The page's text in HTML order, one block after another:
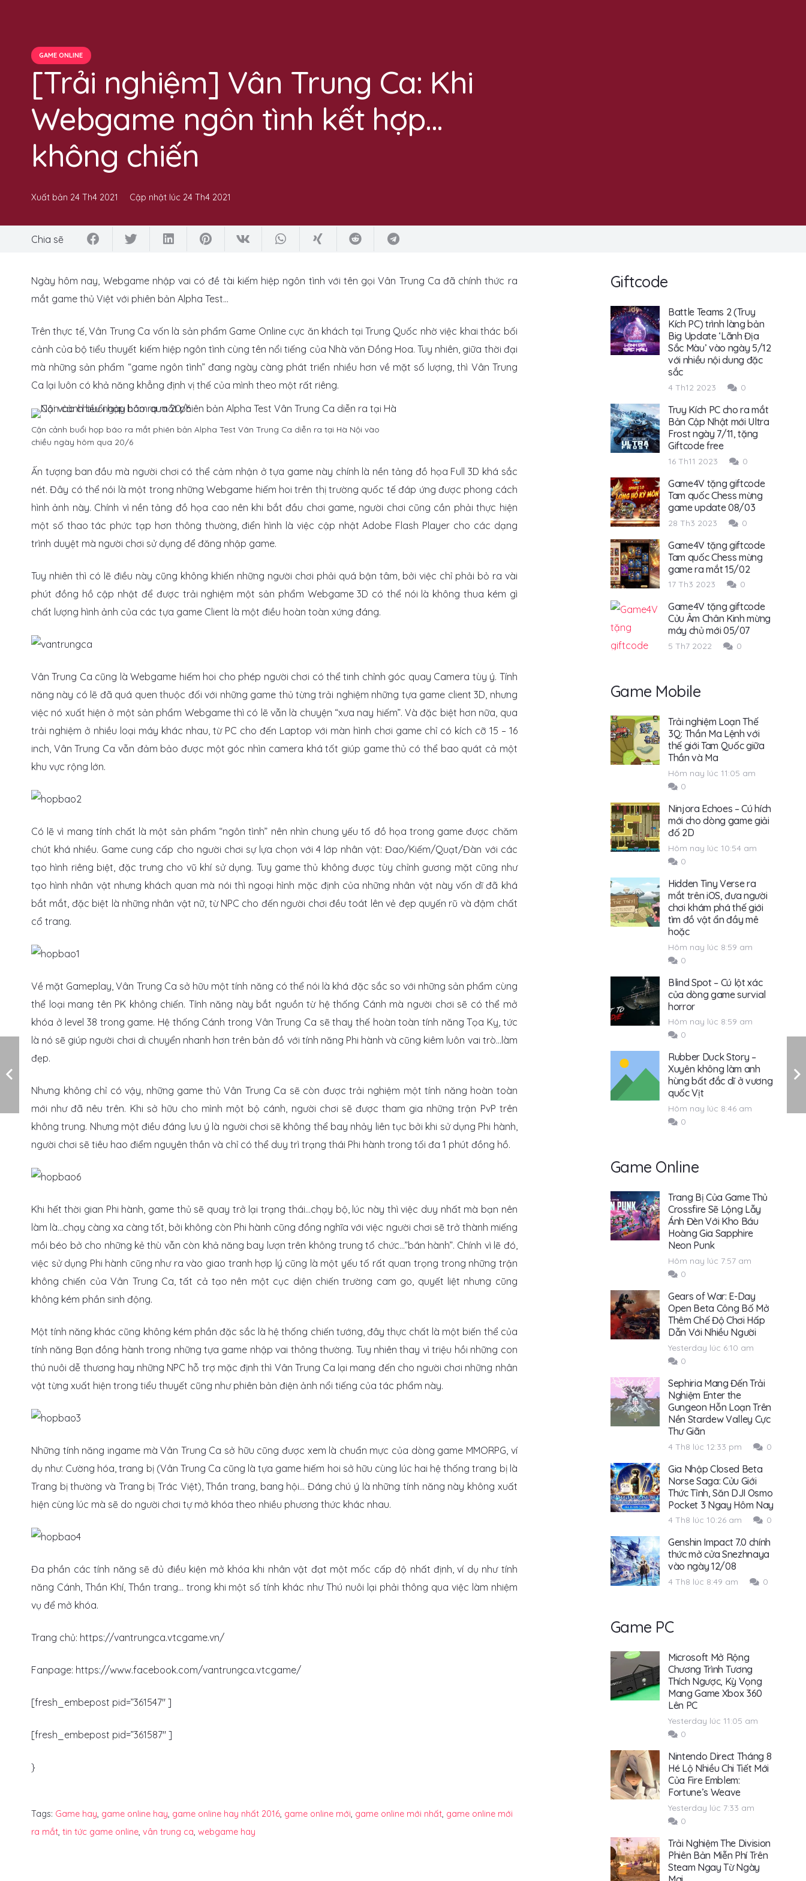
GAME ONLINE
[Trải nghiệm] Vân Trung Ca: Khi
Webgame ngôn tình kết hợp…
không chiến
Xuất bản 24 Th4 2021 Cập nhật lúc 24 Th4 2021
Chia sẽ
Ngày hôm nay, Webgame nhập vai có đề tài kiếm hiệp ngôn tình với tên gọi Vân Trung Ca đã chính thức ra
mắt game thủ Việt với phiên bản Alpha Test…
Trên thực tế, Vân Trung Ca vốn là sản phẩm Game Online cực ăn khách tại Trung Quốc nhờ việc khai thác bối
cảnh của bộ tiểu thuyết kiếm hiệp ngôn tình cùng tên nổi tiếng của Nhà văn Đồng Hoa. Tuy nhiên, giữa thời đại
mà những sản phẩm “game ngôn tình” đang ngày càng phát triển nhiều hơn về mặt số lượng, thì Vân Trung
Ca lại luôn có khả năng khẳng định vị thế của mình theo một rất riêng.
Cận cảnh buổi họp báo ra mắt phiên bản Alpha Test Vân Trung Ca diễn ra tại Hà Nội vào
chiều ngày hôm qua 20/6
Ấn tượng ban đầu mà người chơi có thể cảm nhận ở tựa game này chính là nền tảng đồ họa Full 3D khá sắc
nét. Đây có thể nói là một trong những Webgame hiếm hoi trên thị trường quốc tế đáp ứng được phong cách
hình ảnh này. Chính vì nền tảng đồ họa cao nên khi bắt đầu chơi game, người chơi cũng cần phải thực hiện
một số thao tác phức tạp hơn thông thường, điển hình là việc cập nhật Adobe Flash Player cho các dạng
trình duyệt mà người chơi sử dụng để đăng nhập game.
Tuy nhiên thì có lẽ điều này cũng không khiến những người chơi phải quá bận tâm, bởi việc chỉ phải bỏ ra vài
phút đồng hồ cập nhật để được trải nghiệm một sản phẩm Webgame 3D có thể nói là không thua kém gì
chất lượng hình ảnh của các tựa game Client là một điều hoàn toàn xứng đáng.
Vân Trung Ca cũng là Webgame hiếm hoi cho phép người chơi có thể tinh chỉnh góc quay Camera tùy ý. Tính
năng này có lẽ đã quá quen thuộc đối với những game thủ từng trải nghiệm những tựa game client 3D, nhưng
việc nó xuất hiện ở một sản phẩm Webgame thì có lẽ vẫn là chuyện “xưa nay hiếm”. Và đặc biệt hơn nữa, qua
trải nghiệm ở nhiều loại máy khác nhau, từ PC cho đến Laptop với màn hình chơi game chỉ có kích cỡ 15 – 16
inch, Vân Trung Ca vẫn đảm bảo được một góc nhìn camera khá tốt giúp game thủ có thể bao quát cả một
khu vực rộng lớn.
Có lẽ vì mang tính chất là một sản phẩm “ngôn tình” nên nhìn chung yếu tố đồ họa trong game được chăm
chút khá nhiều. Game cung cấp cho người chơi sự lựa chọn với 4 lớp nhân vật: Đao/Kiếm/Quạt/Đàn với các
tạo hình riêng biệt, đặc trưng cho vũ khí sử dụng. Tuy game thủ không được tùy chỉnh gương mặt cũng như
tạo hình nhân vật nhưng khách quan mà nói thì ngoại hình mặc định của những nhân vật này vốn dĩ đã khá
bắt mắt, đặc biệt là những nhân vật nữ, từ NPC cho đến người chơi đều toát lên vẻ đẹp quyến rũ và đậm chất
cổ trang.
Về mặt Gameplay, Vân Trung Ca sở hữu một tính năng có thể nói là khá đặc sắc so với những sản phẩm cùng
thể loại mang tên PK không chiến. Tính năng này bắt nguồn từ hệ thống Cánh mà người chơi sẽ có thể mở
khóa ở level 38 trong game. Hệ thống Cánh trong Vân Trung Ca sẽ thay thế hoàn toàn tính năng Tọa Kỵ, tức
là nó sẽ giúp người chơi di chuyển nhanh hơn trên bản đồ với tính năng Phi hành và cũng kiêm luôn vai trò…làm
đẹp.
Nhưng không chỉ có vậy, những game thủ Vân Trung Ca sẽ còn được trải nghiệm một tính năng hoàn toàn
mới như đã nêu trên. Khi sở hữu cho mình một bộ cánh, người chơi sẽ được tham gia những trận PvP trên
không trung. Nhưng một điều đáng lưu ý là người chơi sẽ không thể bay nhảy liên tục bởi khi sử dụng Phi hành,
người chơi sẽ tiêu hao điểm nguyên thần và chỉ có thể duy trì trạng thái Phi hành trong tối đa 1 phút đồng hồ.
Khi hết thời gian Phi hành, game thủ sẽ quay trở lại trạng thái…chạy bộ, lúc này thì việc duy nhất mà bạn nên
làm là…chạy càng xa càng tốt, bởi không còn Phi hành cũng đồng nghĩa với việc người chơi sẽ trở thành miếng
mồi béo bở cho những kẻ thù vẫn còn khả năng bay lượn trên không trung tổ chức…”bán hành”. Chính vì lẽ đó,
việc sử dụng Phi hành cũng như ra vào giao tranh hợp lý cũng là một yếu tố rất quan trọng trong những trận
không chiến của Vân Trung Ca, tất cả tạo nên một cục diện chiến trường cam go, quyết liệt nhưng cũng
không kém phần sinh động.
Một tính năng khác cũng không kém phần đặc sắc là hệ thống chiến tướng, đây thực chất là một biến thể của
tính năng Bạn đồng hành trong những tựa game nhập vai thông thường. Tuy nhiên thay vì triệu hồi những con
thú nuôi dễ thương hay những NPC hỗ trợ mặc định thì Vân Trung Ca lại mang đến cho người chơi những nhân
vật từng xuất hiện trong tiểu thuyết cũng như phiên bản điện ảnh nổi tiếng của tác phẩm này.
Những tính năng ingame mà Vân Trung Ca sở hữu cũng được xem là chuẩn mực của dòng game MMORPG, ví
dụ như: Cường hóa, trang bị (Vân Trung Ca cũng là tựa game hiếm hoi sở hữu cùng lúc hai hệ thống trang bị là
Trang bị thường và Trang bị Trác Việt), Thần trang, bang hội… Đáng chú ý là những tính năng này không xuất
hiện cùng lúc mà sẽ do người chơi tự mở khóa theo nhiều phương thức khác nhau.
Đa phần các tính năng sẽ đủ điều kiện mở khóa khi nhân vật đạt một mốc cấp độ nhất định, ví dụ như tính
năng Cánh, Thần Khí, Thần trang… trong khi một số tính khác như Thú nuôi lại phải thông qua việc làm nhiệm
vụ để mở khóa.
Trang chủ: https://vantrungca.vtcgame.vn/
Fanpage: https://www.facebook.com/vantrungca.vtcgame/
[fresh_embepost pid=”361547″ ]
[fresh_embepost pid=”361587″ ]
}
Tags: Game hay, game online hay, game online hay nhất 2016, game online mới, game online mới nhất, game online mới
ra mắt, tin tức game online, vân trung ca, webgame hay
Giftcode
Battle Teams 2 (Truy
Kích PC) trình làng bản
Big Update ‘Lãnh Địa
Sắc Màu’ vào ngày 5/12
với nhiều nội dung đặc
sắc
4 Th12 2023 0
Truy Kích PC cho ra mắt
Bản Cập Nhật mới Ultra
Frost ngày 7/11, tặng
Giftcode free
16 Th11 2023 0
Game4V tặng giftcode
Tam quốc Chess mừng
game update 08/03
28 Th3 2023 0
Game4V tặng giftcode
Tam quốc Chess mừng
game ra mắt 15/02
17 Th3 2023 0
Game4V tặng giftcode
Cửu Âm Chân Kinh mừng
máy chủ mới 05/07
5 Th7 2022 0
Game Mobile
Trải nghiệm Loạn Thế
3Q: Thần Ma Lệnh với
thế giới Tam Quốc giữa
Thần và Ma
Hôm nay lúc 11:05 am
0
Ninjora Echoes – Cú hích
mới cho dòng game giải
đố 2D
Hôm nay lúc 10:54 am
0
Hidden Tiny Verse ra
mắt trên iOS, đưa người
chơi khám phá thế giới
tìm đồ vật ẩn đầy mê
hoặc
Hôm nay lúc 8:59 am
0
Blind Spot – Cú lột xác
của dòng game survial
horror
Hôm nay lúc 8:59 am
0
Rubber Duck Story –
Xuyên không làm anh
hùng bất đắc dĩ ở vương
quốc Vịt
Hôm nay lúc 8:46 am
0
Game Online
Trang Bị Của Game Thủ
Crossfire Sẽ Lộng Lẫy
Ánh Đèn Với Kho Báu
Hoàng Gia Sapphire
Neon Punk
Hôm nay lúc 7:57 am
0
Gears of War: E-Day
Open Beta Công Bố Mở
Thêm Chế Độ Chơi Hấp
Dẫn Với Nhiều Người
Yesterday lúc 6:10 am
0
Sephiria Mang Đến Trải
Nghiệm Enter the
Gungeon Hỗn Loạn Trên
Nền Stardew Valley Cực
Thư Giãn
4 Th8 lúc 12:33 pm 0
Gia Nhập Closed Beta
Norse Saga: Cửu Giới
Thức Tỉnh, Săn DJI Osmo
Pocket 3 Ngay Hôm Nay
4 Th8 lúc 10:26 am 0
Genshin Impact 7.0 chính
thức mở cửa Snezhnaya
vào ngày 12/08
4 Th8 lúc 8:49 am 0
Game PC
Microsoft Mở Rộng
Chương Trình Tương
Thích Ngược, Kỳ Vọng
Mang Game Xbox 360
Lên PC
Yesterday lúc 11:05 am
0
Nintendo Direct Tháng 8
Hé Lộ Nhiều Chi Tiết Mới
Của Fire Emblem:
Fortune’s Weave
Yesterday lúc 7:33 am
0
Trải Nghiệm The Division
Phiên Bản Miễn Phí Trên
Steam Ngay Từ Ngày